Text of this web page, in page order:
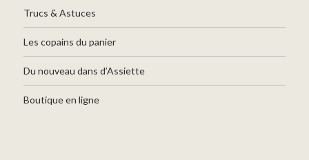
Trucs & Astuces
Les copains du panier
Du nouveau dans d’Assiette
Boutique en ligne